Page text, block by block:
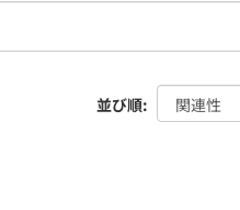
並び順